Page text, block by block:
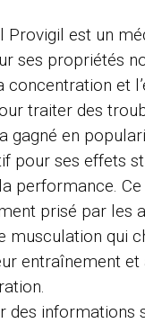
Provigil est un
ses propriétés
concentration et
traiter des
gagné en
pour ses effets
performance.
prisé par les
musculation qui
entraînement
des informations